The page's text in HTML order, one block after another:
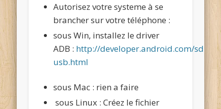
Autorisez votre systeme à se
brancher sur votre téléphone :
sous Win, installez le driver
ADB : http://developer.android.com/sdk/
usb.html
sous Mac : rien a faire
sous Linux : Créez le fichier